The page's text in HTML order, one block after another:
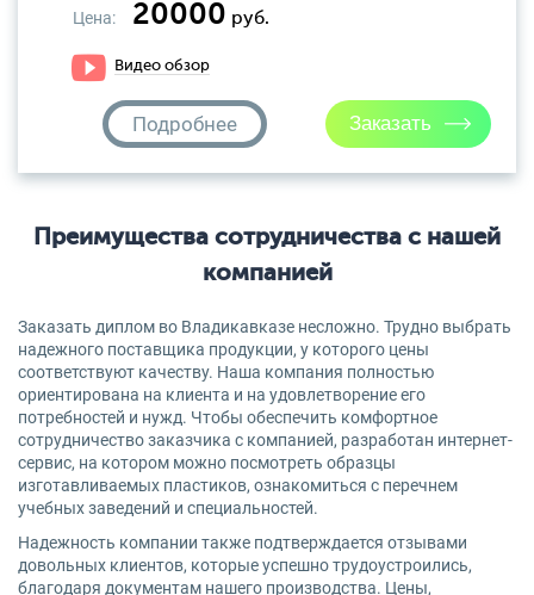
Цена: 20000 руб.
Видео обзор
Подробнее
Преимущества сотрудничества с нашей
компанией
Заказать диплом во Владикавказе несложно. Трудно выбрать
надежного поставщика продукции, у которого цены
соответствуют качеству. Наша компания полностью
ориентирована на клиента и на удовлетворение его
потребностей и нужд. Чтобы обеспечить комфортное
сотрудничество заказчика с компанией, разработан интернет-
сервис, на котором можно посмотреть образцы
изготавливаемых пластиков, ознакомиться с перечнем
учебных заведений и специальностей.
Надежность компании также подтверждается отзывами
довольных клиентов, которые успешно трудоустроились,
благодаря документам нашего производства. Цены,